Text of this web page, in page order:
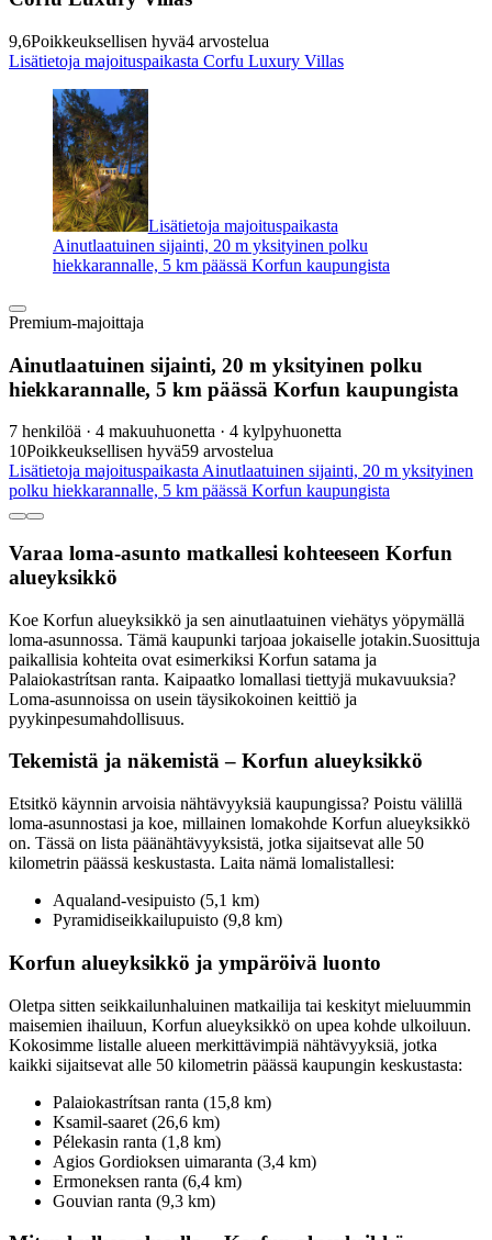
9,6Poikkeuksellisen hyvä4 arvostelua
Lisätietoja majoituspaikasta Corfu Luxury Villas
Lisätietoja majoituspaikasta
Ainutlaatuinen sijainti, 20 m yksityinen polku
hiekkarannalle, 5 km päässä Korfun kaupungista
Premium-majoittaja
Ainutlaatuinen sijainti, 20 m yksityinen polku
hiekkarannalle, 5 km päässä Korfun kaupungista
7 henkilöä · 4 makuuhuonetta · 4 kylpyhuonetta
10Poikkeuksellisen hyvä59 arvostelua
Lisätietoja majoituspaikasta Ainutlaatuinen sijainti, 20 m yksityinen
polku hiekkarannalle, 5 km päässä Korfun kaupungista
Varaa loma-asunto matkallesi kohteeseen Korfun
alueyksikkö
Koe Korfun alueyksikkö ja sen ainutlaatuinen viehätys yöpymällä
loma-asunnossa. Tämä kaupunki tarjoaa jokaiselle jotakin.Suosittuja
paikallisia kohteita ovat esimerkiksi Korfun satama ja
Palaiokastrítsan ranta. Kaipaatko lomallasi tiettyjä mukavuuksia?
Loma-asunnoissa on usein täysikokoinen keittiö ja
pyykinpesumahdollisuus.
Tekemistä ja näkemistä – Korfun alueyksikkö
Etsitkö käynnin arvoisia nähtävyyksiä kaupungissa? Poistu välillä
loma-asunnostasi ja koe, millainen lomakohde Korfun alueyksikkö
on. Tässä on lista päänähtävyyksistä, jotka sijaitsevat alle 50
kilometrin päässä keskustasta. Laita nämä lomalistallesi:
Aqualand-vesipuisto (5,1 km)
Pyramidiseikkailupuisto (9,8 km)
Korfun alueyksikkö ja ympäröivä luonto
Oletpa sitten seikkailunhaluinen matkailija tai keskityt mieluummin
maisemien ihailuun, Korfun alueyksikkö on upea kohde ulkoiluun.
Kokosimme listalle alueen merkittävimpiä nähtävyyksiä, jotka
kaikki sijaitsevat alle 50 kilometrin päässä kaupungin keskustasta:
Palaiokastrítsan ranta (15,8 km)
Ksamil-saaret (26,6 km)
Pélekasin ranta (1,8 km)
Agios Gordioksen uimaranta (3,4 km)
Ermoneksen ranta (6,4 km)
Gouvian ranta (9,3 km)